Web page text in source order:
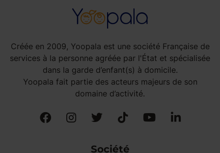
Créée en 2009, Yoopala est une société Française de
services à la personne agréée par l'État et spécialisée
dans la garde d’enfant(s) à domicile.
Yoopala fait partie des acteurs majeurs de son
domaine d’activité.
Société